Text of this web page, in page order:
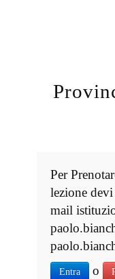
Per
lezione devi
mail
Entra o